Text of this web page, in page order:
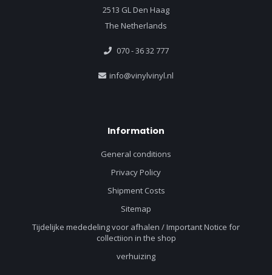
2513 GL Den Haag
The Netherlands
070 - 36 32 777
info@vinylvinyl.nl
Information
General conditions
Privacy Policy
Shipment Costs
Sitemap
Tijdelijke mededeling voor afhalen / Important Notice for
collectiion in the shop
verhuizing